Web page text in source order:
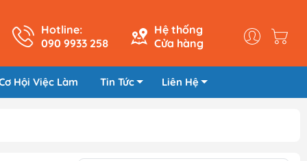
Hotline:
090 9933 258
Hệ thống
Cửa hàng
Hội Việc Làm Tin Tức Liên Hệ